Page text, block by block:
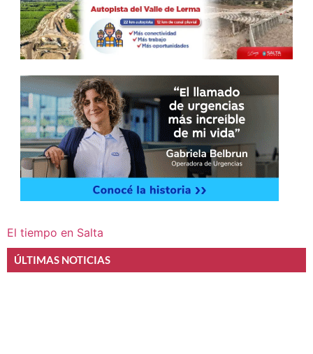
El tiempo en Salta
ÚLTIMAS NOTICIAS